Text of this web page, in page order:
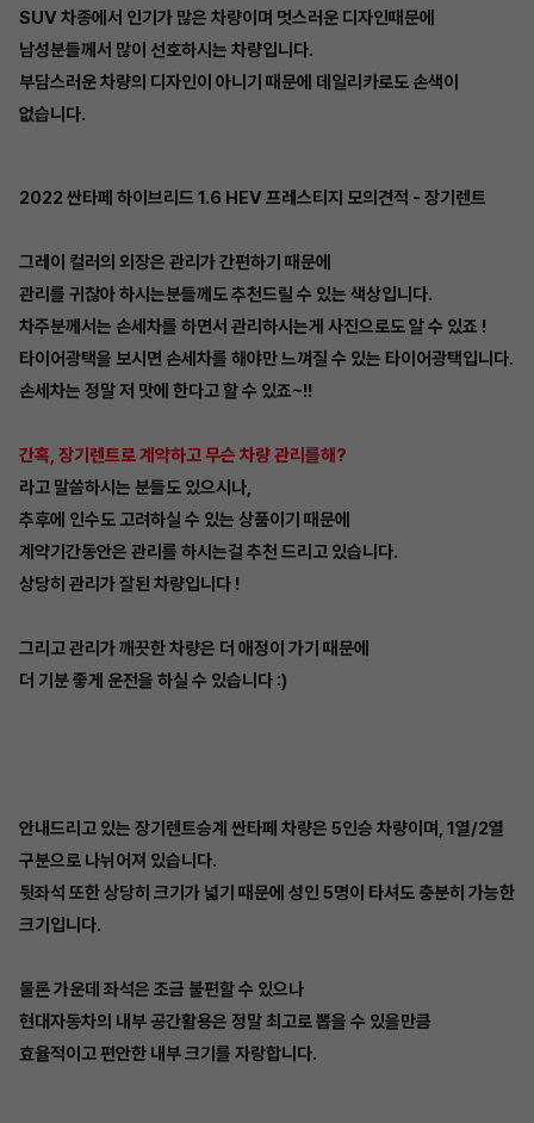
SUV 차종에서 인기가 많은 차량이며 멋스러운 디자인때문에
남성분들께서 많이 선호하시는 차량입니다.
부담스러운 차량의 디자인이 아니기 때문에 데일리카로도 손색이
없습니다.
2022 싼타페 하이브리드 1.6 HEV 프레스티지 모의견적 - 장기렌트
그레이 컬러의 외장은 관리가 간편하기 때문에
관리를 귀찮아 하시는분들께도 추천드릴 수 있는 색상입니다.
차주분께서는 손세차를 하면서 관리하시는게 사진으로도 알 수 있죠 !
타이어광택을 보시면 손세차를 해야만 느껴질 수 있는 타이어광택입니다.
손세차는 정말 저 맛에 한다고 할 수 있죠~!!
간혹, 장기렌트로 계약하고 무슨 차량 관리를해?
라고 말씀하시는 분들도 있으시나,
추후에 인수도 고려하실 수 있는 상품이기 때문에
계약기간동안은 관리를 하시는걸 추천 드리고 있습니다.
상당히 관리가 잘된 차량입니다 !
그리고 관리가 깨끗한 차량은 더 애정이 가기 때문에
더 기분 좋게 운전을 하실 수 있습니다 :)
안내드리고 있는 장기렌트승계 싼타페 차량은 5인승 차량이며, 1열/2열
구분으로 나뉘어져 있습니다.
뒷좌석 또한 상당히 크기가 넓기 때문에 성인 5명이 타셔도 충분히 가능한
크기입니다.
물론 가운데 좌석은 조금 불편할 수 있으나
현대자동차의 내부 공간활용은 정말 최고로 뽑을 수 있을만큼
효율적이고 편안한 내부 크기를 자랑합니다.